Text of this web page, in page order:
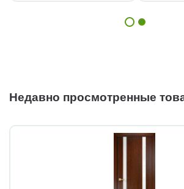
Недавно просмотренные